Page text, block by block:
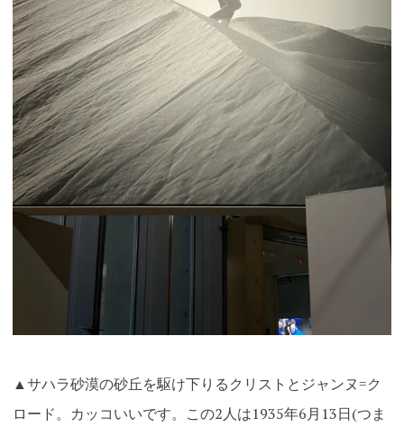
▲サハラ砂漠の砂丘を駆け下りるクリストとジャンヌ=ク
ロード。カッコいいです。この2人は1935年6月13日(つま